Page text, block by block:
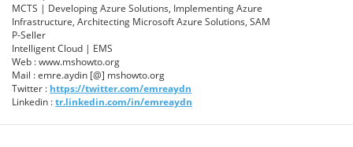
MCTS | Developing Azure Solutions, Implementing Azure
Infrastructure, Architecting Microsoft Azure Solutions, SAM
P-Seller
Intelligent Cloud | EMS
Web : www.mshowto.org
Mail : emre.aydin [@] mshowto.org
Twitter : https://twitter.com/emreaydn
Linkedin :tr.linkedin.com/in/emreaydn